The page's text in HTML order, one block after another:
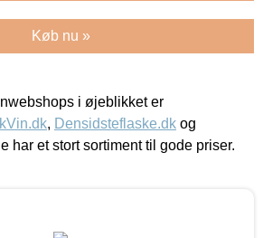
Køb nu »
i øjeblikket er
, Densidsteflaske.dk og
har et stort sortiment til gode priser.